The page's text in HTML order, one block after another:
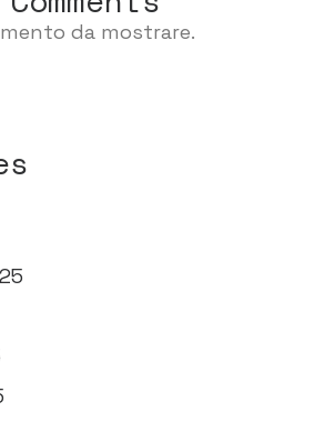
da mostrare.